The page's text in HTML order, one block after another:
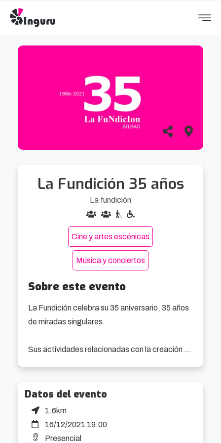
La Fundición 35 años
La fundición
Cine y artes escénicas
Música y conciertos
Sobre este evento
La Fundición celebra su 35 aniversario, 35 años
de miradas singulares.
Sus actividades relacionadas con la creación
muestra (PROGRAMACIÓN) que reúne en
torno a las artes escénicas, sino por algo más
significativo: por el papel que asume en el
terreno de la gestión cultural. La Fundición es un
Datos del evento
1.6km
16/12/2021 19:00
Presencial